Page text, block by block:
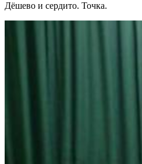
Дёшево и сердито. Точка.